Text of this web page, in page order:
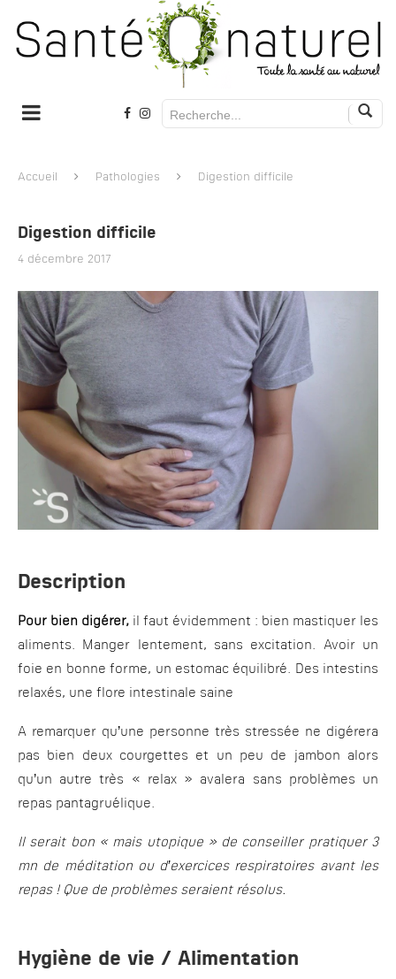
Accueil Pathologies Digestion difficile
Digestion difficile
4 décembre 2017
Description
Pour bien digérer, il faut évidemment : bien mastiquer les
aliments. Manger lentement, sans excitation. Avoir un
foie en bonne forme, un estomac équilibré. Des intestins
relaxés, une flore intestinale saine
A remarquer qu’une personne très stressée ne digérera
pas bien deux courgettes et un peu de jambon alors
qu’un autre très « relax » avalera sans problèmes un
repas pantagruélique.
Il serait bon « mais utopique » de conseiller pratiquer 3
mn de méditation ou d’exercices respiratoires avant les
repas ! Que de problèmes seraient résolus.
Hygiène de vie / Alimentation